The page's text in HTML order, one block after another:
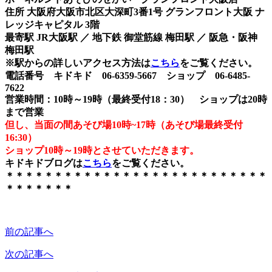
住所 大阪府大阪市北区大深町3番1号 グランフロント大阪 ナ
レッジキャピタル 3階
最寄駅 JR大阪駅 ／ 地下鉄 御堂筋線 梅田駅 ／ 阪急・阪神
梅田駅
※駅からの詳しいアクセス方法はこちらをご覧ください。
電話番号 キドキド 06-6359-5667 ショップ 06-6485-
7622
営業時間：10時～19時（最終受付18：30） ショップは20時
まで営業
但し、当面の間あそび場10時~17時（あそび場最終受付
16:30）
ショップ10時～19時とさせていただきます。
キドキドブログはこちらをご覧ください。
＊＊＊＊＊＊＊＊＊＊＊＊＊＊＊＊＊＊＊＊＊＊＊＊＊＊＊
＊＊＊＊＊＊＊
前の記事へ
次の記事へ